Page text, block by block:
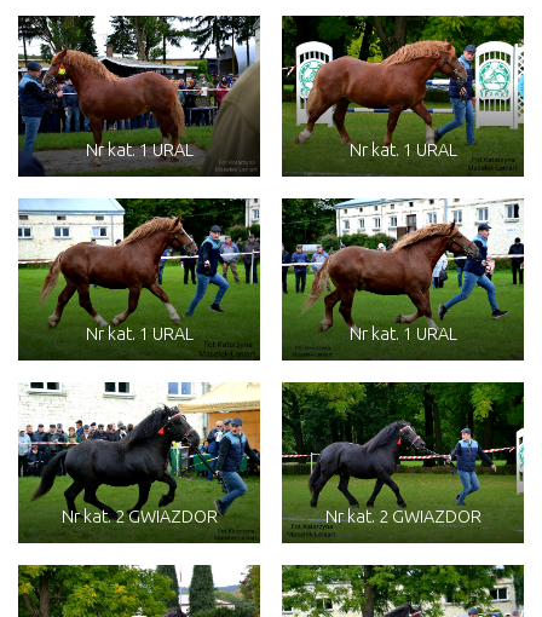
Nr kat. 1 URAL Nr kat. 1 URAL
Nr kat. 1 URAL Nr kat. 1 URAL
Nr kat. 2 GWIAZDOR Nr kat. 2 GWIAZDOR